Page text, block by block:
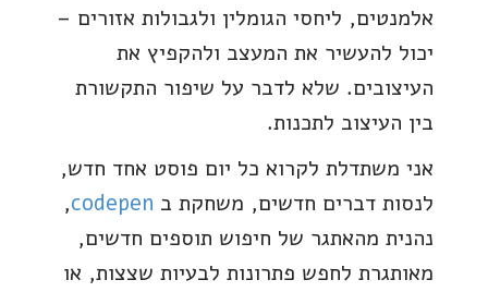
אלמנטים, ליחסי הגומלין ולגבולות אזורים –
יכול להעשיר את המעצב ולהקפיץ את
העיצובים. שלא לדבר על שיפור התקשורת
בין העיצוב לתכנות.
אני משתדלת לקרוא כל יום פוסט אחד חדש,
לנסות דברים חדשים, משחקת ב codepen
,
נהנית מהאתגר של חיפוש תוספים חדשים,
מאותגרת לחפש פתרונות לבעיות שצצות, או